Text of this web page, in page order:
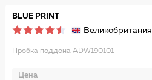
BLUE PRINT
Великобритания
Пробка поддона ADW190101
Цена